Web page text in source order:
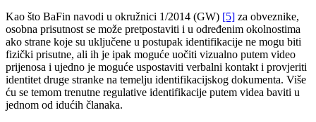
Kao što BaFin navodi u okružnici 1/2014 (GW) [5] za obveznike,
osobna prisutnost se može pretpostaviti i u određenim okolnostima
ako strane koje su uključene u postupak identifikacije ne mogu biti
fizički prisutne, ali ih je ipak moguće uočiti vizualno putem video
prijenosa i ujedno je moguće uspostaviti verbalni kontakt i provjeriti
identitet druge stranke na temelju identifikacijskog dokumenta. Više
ću se temom trenutne regulative identifikacije putem videa baviti u
jednom od idućih članaka.